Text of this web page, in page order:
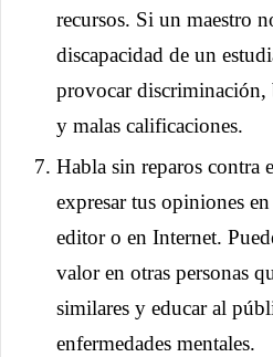
recursos. Si un maestro
discapacidad de un
provocar discriminación,
y malas calificaciones.
Habla sin reparos contra
expresar tus opiniones
editor o en Internet.
valor en otras personas
similares y educar al
enfermedades mentales.